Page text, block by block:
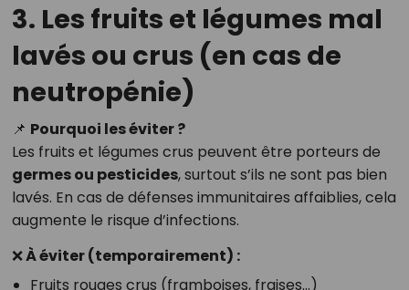
3. Les fruits et légumes mal
lavés ou crus (en cas de
neutropénie)
📌 Pourquoi les éviter ?
Les fruits et légumes crus peuvent être porteurs de
germes ou pesticides, surtout s’ils ne sont pas bien
lavés. En cas de défenses immunitaires affaiblies, cela
augmente le risque d’infections.
❌ À éviter (temporairement) :
Fruits rouges crus (framboises, fraises…)